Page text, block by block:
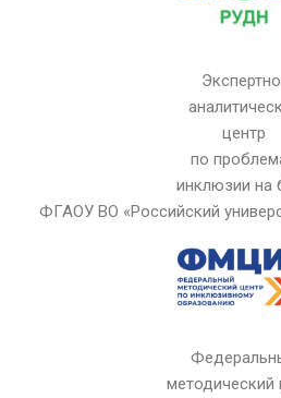
центр
по
инклюзии на
ФГАОУ ВО «Российский
методический